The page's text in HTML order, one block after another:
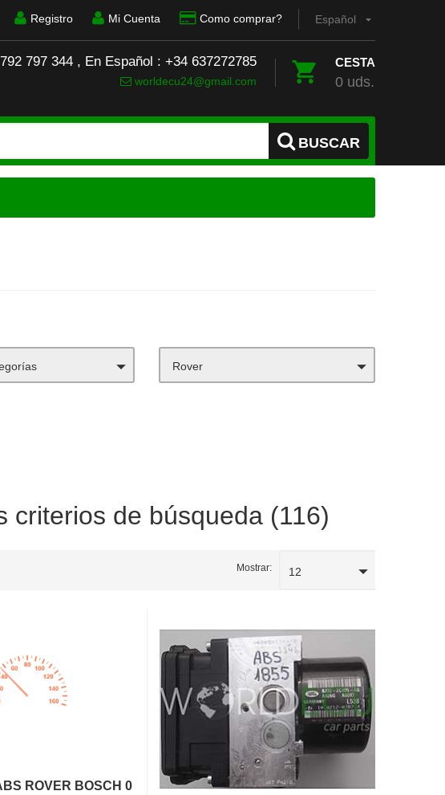
Español
Registro Mi Cuenta Como comprar?
CESTA
0 uds.
797 344 , En Español : +34 637272785
worldecu24@gmail.com
BUSCAR
Rover
criterios de búsqueda (116)
Mostrar: 12
ROVER BOSCH 0